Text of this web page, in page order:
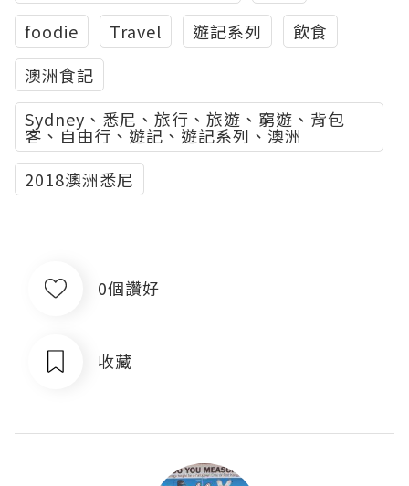
foodie
Travel 遊記系列
飲食
澳洲食記
Sydney、悉尼、旅行、旅遊、窮遊、背包
客、自由行、遊記、遊記系列、澳洲
2018澳洲悉尼
0個讚好
收藏